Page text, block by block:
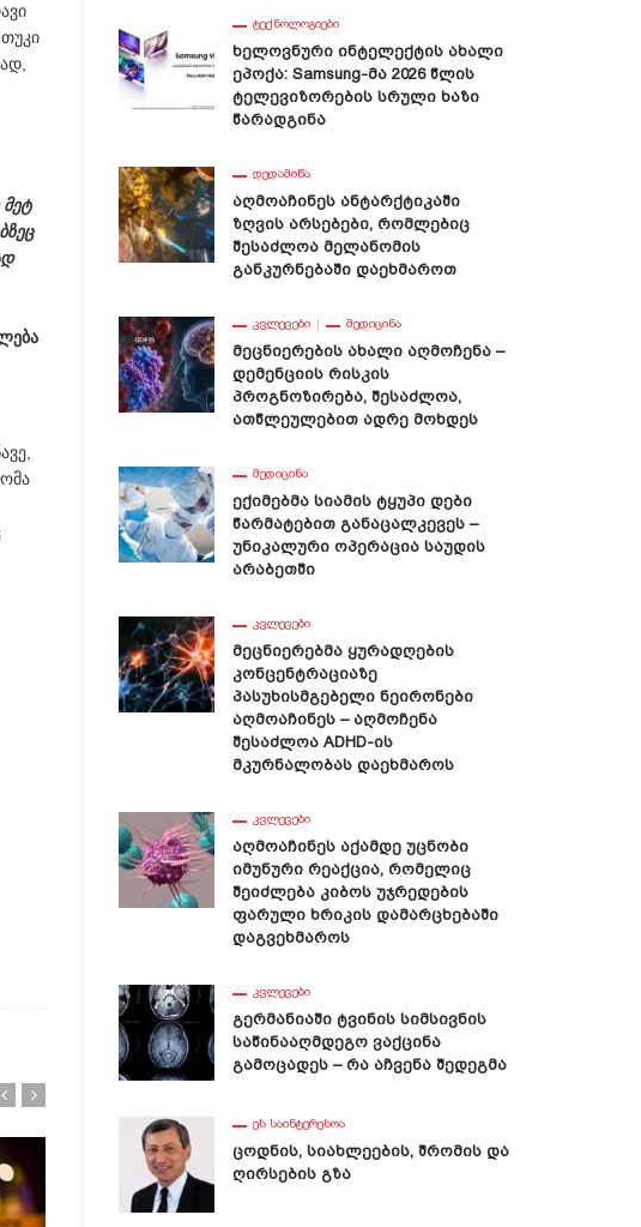
ᲢᲔᲥᲜᲝᲚᲝᲒᲘᲔᲑᲘ
Ხელოვნური Ინტელექტის Ახალი
Ეპოქა: Samsung-Მა 2026 Წლის
Ტელევიზორების Სრული Ხაზი
Წარადგინა
ᲓᲔᲓᲐᲛᲘᲬᲐ
Აღმოაჩინეს Ანტარქტიკაში
Ზღვის Არსებები, Რომლებიც
Შესაძლოა Მელანომის
Განკურნებაში Დაეხმაროთ
ᲙᲕᲚᲔᲕᲔᲑᲘ ᲛᲔᲓᲘᲪᲘᲜᲐ
Მეცნიერების Ახალი Აღმოჩენა –
Დემენციის Რისკის
Პროგნოზირება, Შესაძლოა,
Ათწლეულებით Ადრე Მოხდეს
ᲛᲔᲓᲘᲪᲘᲜᲐ
Ექიმებმა Სიამის Ტყუპი Დები
Წარმატებით Განაცალკევეს –
Უნიკალური Ოპერაცია Საუდის
Არაბეთში
ᲙᲕᲚᲔᲕᲔᲑᲘ
Მეცნიერებმა Ყურადღების
Კონცენტრაციაზე
Პასუხისმგებელი Ნეირონები
Აღმოაჩინეს – Აღმოჩენა
Შესაძლოა ADHD-Ის
Მკურნალობას Დაეხმაროს
ᲙᲕᲚᲔᲕᲔᲑᲘ
Აღმოაჩინეს Აქამდე Უცნობი
Იმუნური Რეაქცია, Რომელიც
Შეიძლება Კიბოს Უჯრედების
Ფარული Ხრიკის Დამარცხებაში
Დაგვეხმაროს
ᲙᲕᲚᲔᲕᲔᲑᲘ
Გერმანიაში Ტვინის Სიმსივნის
Საწინააღმდეგო Ვაქცინა
Გამოცადეს – Რა Აჩვენა Შედეგმა
ᲔᲡ ᲡᲐᲘᲜᲢᲔᲠᲔᲡᲝᲐ
Ცოდნის, Სიახლეების, Შრომის Და
Ღირსების Გზა